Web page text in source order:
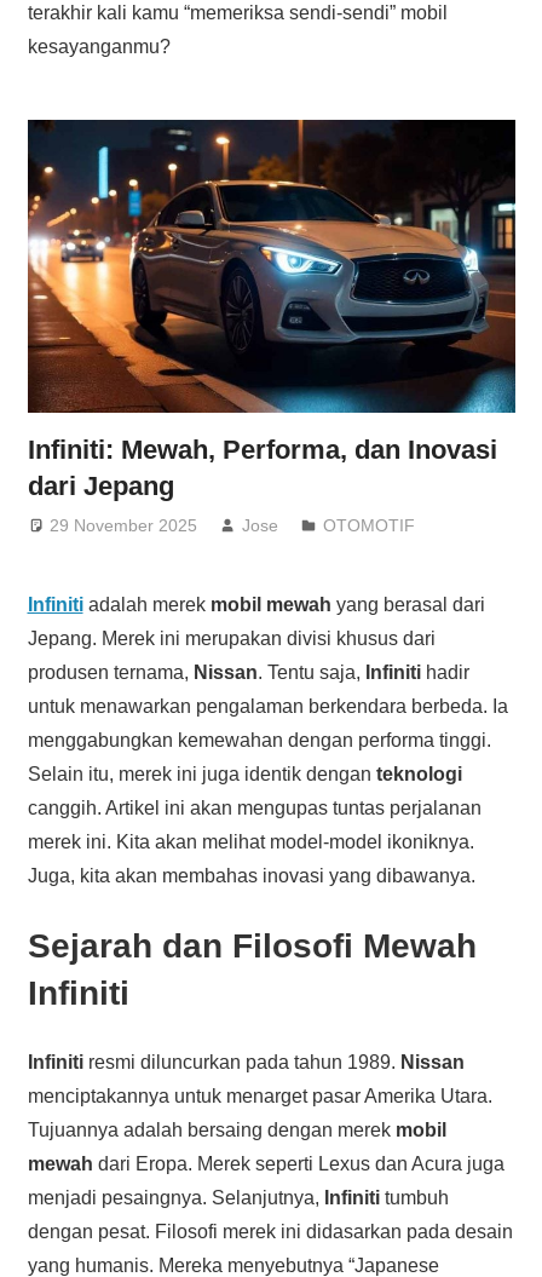
terakhir kali kamu “memeriksa sendi-sendi” mobil
kesayanganmu?
Infiniti: Mewah, Performa, dan Inovasi
dari Jepang
29 November 2025 Jose OTOMOTIF
Infinitiadalah merek mobil mewah yang berasal dari
Jepang. Merek ini merupakan divisi khusus dari
produsen ternama, Nissan. Tentu saja, Infinitihadir
untuk menawarkan pengalaman berkendara berbeda. Ia
menggabungkan kemewahan dengan performa tinggi.
Selain itu, merek ini juga identik dengan teknologi
canggih. Artikel ini akan mengupas tuntas perjalanan
merek ini. Kita akan melihat model-model ikoniknya.
Juga, kita akan membahas inovasi yang dibawanya.
Sejarah dan Filosofi Mewah
Infiniti
Infinitiresmi diluncurkan pada tahun 1989. Nissan
menciptakannya untuk menarget pasar Amerika Utara.
Tujuannya adalah bersaing dengan merek mobil
mewah dari Eropa. Merek seperti Lexus dan Acura juga
menjadi pesaingnya. Selanjutnya, Infinititumbuh
dengan pesat. Filosofi merek ini didasarkan pada desain
yang humanis. Mereka menyebutnya “Japanese